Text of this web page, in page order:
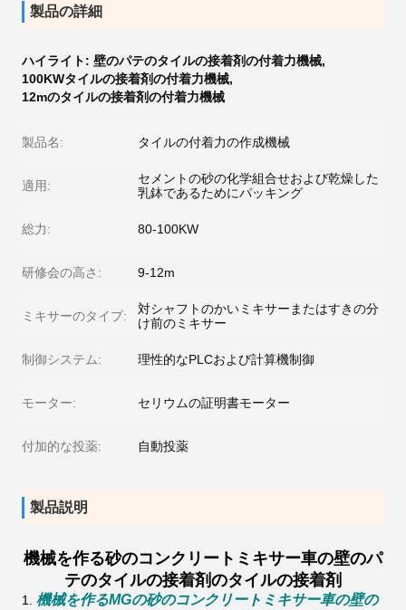
製品の詳細
ハイライト: 壁のパテのタイルの接着剤の付着力機械,
100KWタイルの接着剤の付着力機械,
12mのタイルの接着剤の付着力機械
製品名: タイルの付着力の作成機械
適用:
セメントの砂の化学組合せおよび乾燥した
乳鉢であるためにパッキング
総力: 80-100KW
研修会の高さ: 9-12m
ミキサーのタイプ:
対シャフトのかいミキサーまたはすきの分
け前のミキサー
制御システム: 理性的なPLCおよび計算機制御
モーター: セリウムの証明書モーター
付加的な投薬: 自動投薬
製品説明
機械を作る砂のコンクリートミキサー車の壁のパ
テのタイルの接着剤のタイルの接着剤
1. 機械を作るMGの砂のコンクリートミキサー車の壁の